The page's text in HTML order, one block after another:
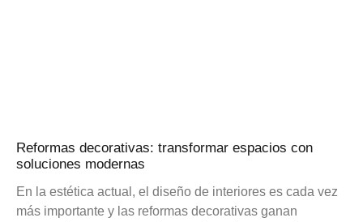
Reformas decorativas: transformar espacios con
soluciones modernas
En la estética actual, el diseño de interiores es cada vez
más importante y las reformas decorativas ganan